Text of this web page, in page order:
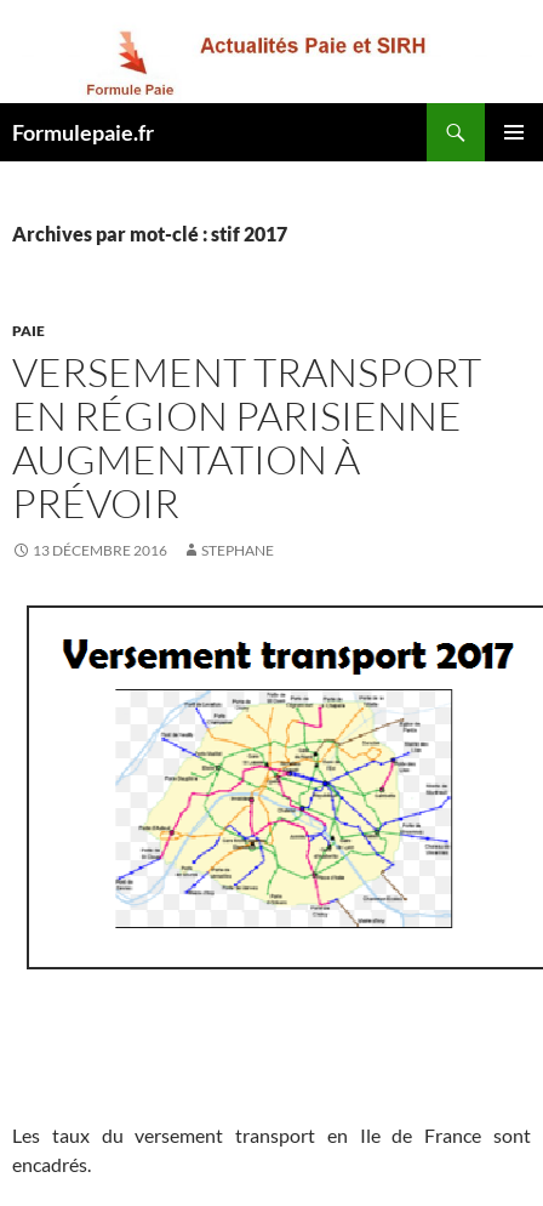
Formulepaie.fr
Archives par mot-clé : stif 2017
PAIE
VERSEMENT TRANSPORT
EN RÉGION PARISIENNE
AUGMENTATION À
PRÉVOIR
13 DÉCEMBRE 2016 STEPHANE
Les taux du versement transport en Ile de France sont
encadrés.